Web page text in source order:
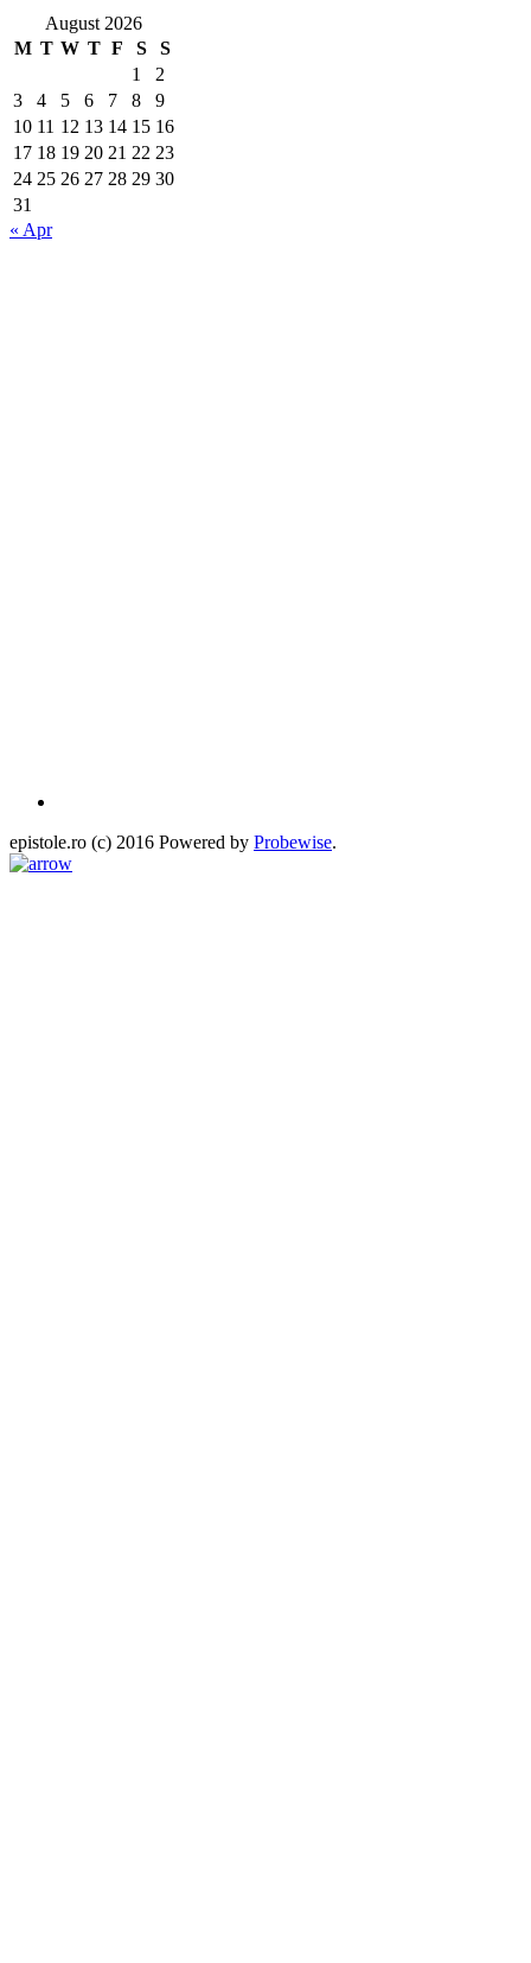
August 2026
M T W T F S
S
1
2
3
4 5 6 7 8
9
10 11 12 13 14 15 16
17 18 19 20 21 22 23
24 25 26 27 28 29 30
31
« Apr
epistole.ro (c) 2016 Powered by Probewise.